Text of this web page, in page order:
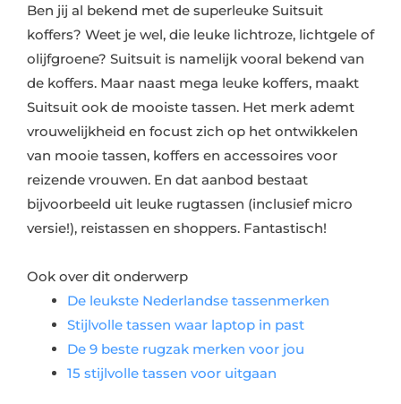
Ben jij al bekend met de superleuke Suitsuit
koffers? Weet je wel, die leuke lichtroze, lichtgele of
olijfgroene? Suitsuit is namelijk vooral bekend van
de koffers. Maar naast mega leuke koffers, maakt
Suitsuit ook de mooiste tassen. Het merk ademt
vrouwelijkheid en focust zich op het ontwikkelen
van mooie tassen, koffers en accessoires voor
reizende vrouwen. En dat aanbod bestaat
bijvoorbeeld uit leuke rugtassen (inclusief micro
versie!), reistassen en shoppers. Fantastisch!
Ook over dit onderwerp
De leukste Nederlandse tassenmerken
Stijlvolle tassen waar laptop in past
De 9 beste rugzak merken voor jou
15 stijlvolle tassen voor uitgaan